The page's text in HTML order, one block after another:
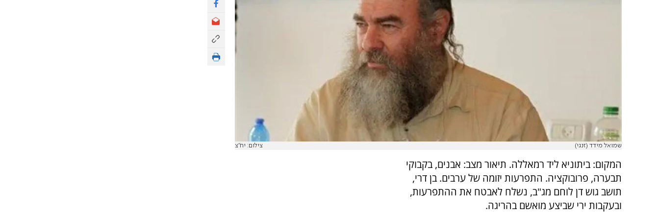
שמואל מידד (זנגי) צילום: יח"צ
המקום: ביתוניא ליד רמאללה. תיאור מצב: אבנים, בקבוקי
תבערה, פרובוקציה. התפרעות יזומה של ערבים. בן דרי,
תושב גוש דן לוחם מג"ב, נשלח לאבטח את ההתפרעות,
ובעקבות ירי שביצע מואשם בהריגה.